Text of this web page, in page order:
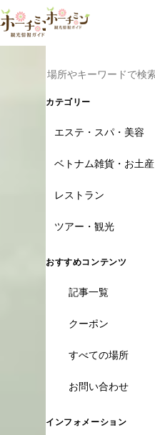
カテゴリー
エステ・スパ・美容
ベトナム雑貨・お土産
レストラン
ツアー・観光
おすすめコンテンツ
記事一覧
クーポン
すべての場所
お問い合わせ
インフォメーション